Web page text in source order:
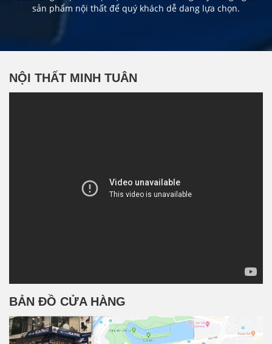
sản phẩm nội thất để quý khách dễ dang lựa chọn.
NỘI THẤT MINH TUÂN
BẢN ĐỒ CỬA HÀNG